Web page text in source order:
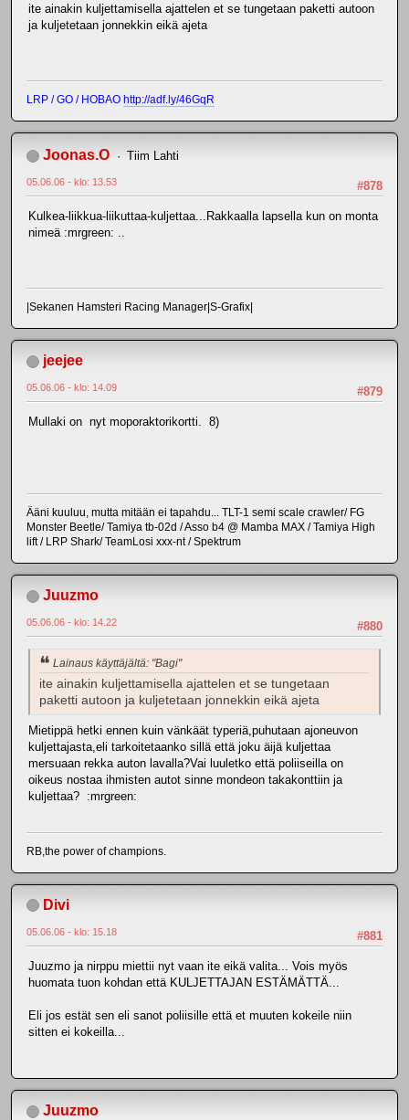
ite ainakin kuljettamisella ajattelen et se tungetaan paketti autoon
ja kuljetetaan jonnekkin eikä ajeta
LRP / GO / HOBAO http://adf.ly/46GqR
Joonas.O Tiim Lahti
#878
05.06.06 - klo: 13.53
Kulkea-liikkua-liikuttaa-kuljettaa...Rakkaalla lapsella kun on monta
nimeä :mrgreen: ..
|Sekanen Hamsteri Racing Manager|S-Grafix|
jeejee
#879
05.06.06 - klo: 14.09
Mullaki on nyt moporaktorikortti. 8)
Ääni kuuluu, mutta mitään ei tapahdu... TLT-1 semi scale crawler/ FG
Monster Beetle/ Tamiya tb-02d / Asso b4 @ Mamba MAX / Tamiya High
lift / LRP Shark/ TeamLosi xxx-nt / Spektrum
Juuzmo
#880
05.06.06 - klo: 14.22
Lainaus käyttäjältä: "Bagi"
ite ainakin kuljettamisella ajattelen et se tungetaan
paketti autoon ja kuljetetaan jonnekkin eikä ajeta
Mietippä hetki ennen kuin vänkäät typeriä,puhutaan ajoneuvon
kuljettajasta,eli tarkoitetaanko sillä että joku äijä kuljettaa
mersuaan rekka auton lavalla?Vai luuletko että poliiseilla on
oikeus nostaa ihmisten autot sinne mondeon takakonttiin ja
kuljettaa? :mrgreen:
RB,the power of champions.
Divi
#881
05.06.06 - klo: 15.18
Juuzmo ja nirppu miettii nyt vaan ite eikä valita... Vois myös
huomata tuon kohdan että KULJETTAJAN ESTÄMÄTTÄ...
Eli jos estät sen eli sanot poliisille että et muuten kokeile niin
sitten ei kokeilla...
Juuzmo